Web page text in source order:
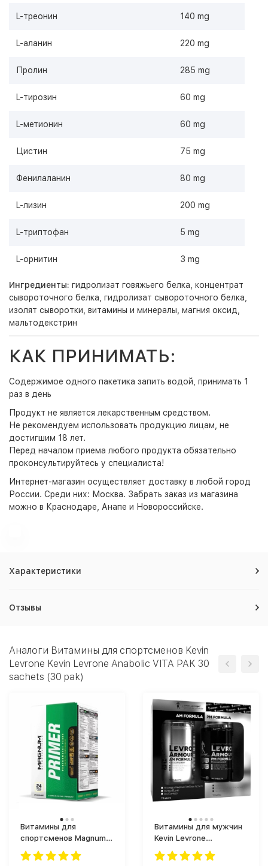
L-треонин 140 mg
L-аланин 220 mg
Пролин 285 mg
L-тирозин 60 mg
L-метионин 60 mg
Цистин 75 mg
Фенилаланин 80 mg
L-лизин 200 mg
L-триптофан 5 mg
L-орнитин 3 mg
Ингредиенты: гидролизат говяжьего белка, концентрат
сывороточного белка, гидролизат сывороточного белка,
изолят сыворотки, витамины и минералы, магния оксид,
мальтодекстрин
КАК ПРИНИМАТЬ:
Содержимое одного пакетика запить водой, принимать 1
раз в день
Продукт не является лекарственным средством.
Не рекомендуем использовать продукцию лицам, не
достигшим 18 лет.
Перед началом приема любого продукта обязательно
проконсультируйтесь у специалиста!
Интернет-магазин осуществляет доставку в любой город
России. Среди них: Москва. Забрать заказ из магазина
можно в Краснодаре, Анапе и Новороссийске.
Характеристики
Отзывы
Аналоги Витамины для спортсменов Kevin
Levrone Kevin Levrone Anabolic VITA PAK 30
sachets (30 pak)
Витамины для
спортсменов Magnum
Primer (30 таб.)
Витамины для мужчин
Kevin Levrone
LevroArmour AM/PM
Formula (180 таб.)